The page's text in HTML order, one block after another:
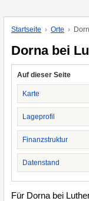
Startseite Orte
Dorna bei
Auf dieser Seite
Karte
Lageprofil
Finanzstruktur
Datenstand
Für Dorna bei